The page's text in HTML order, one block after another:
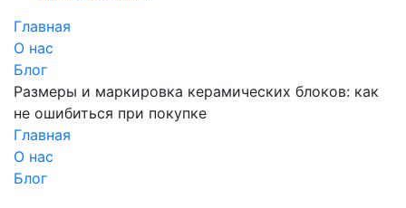
Главная
О нас
Блог
Размеры и маркировка керамических блоков: как
не ошибиться при покупке
Главная
О нас
Блог